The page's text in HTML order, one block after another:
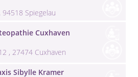
Spiegelau
Cuxhaven
, 27474 Cuxhaven
Sibylle Kramer